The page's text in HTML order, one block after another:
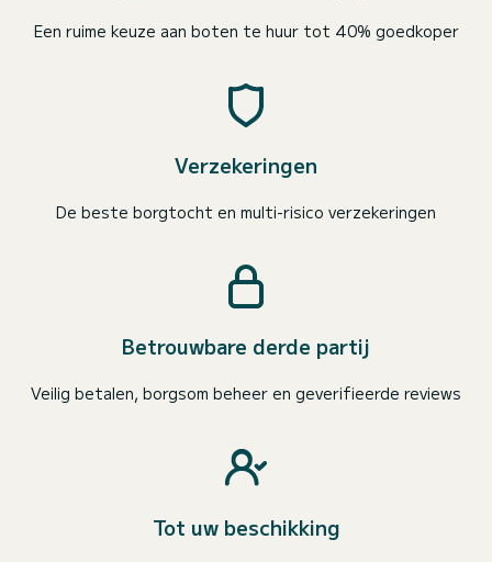
Een ruime keuze aan boten te huur tot 40% goedkoper
Verzekeringen
De beste borgtocht en multi-risico verzekeringen
Betrouwbare derde partij
Veilig betalen, borgsom beheer en geverifieerde reviews
Tot uw beschikking